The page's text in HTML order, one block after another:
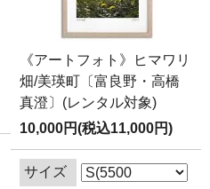
《アートフォト》ヒマワリ
畑/美瑛町〔富良野・高橋
真澄〕(レンタル対象)
10,000円(税込11,000円)
サイズ